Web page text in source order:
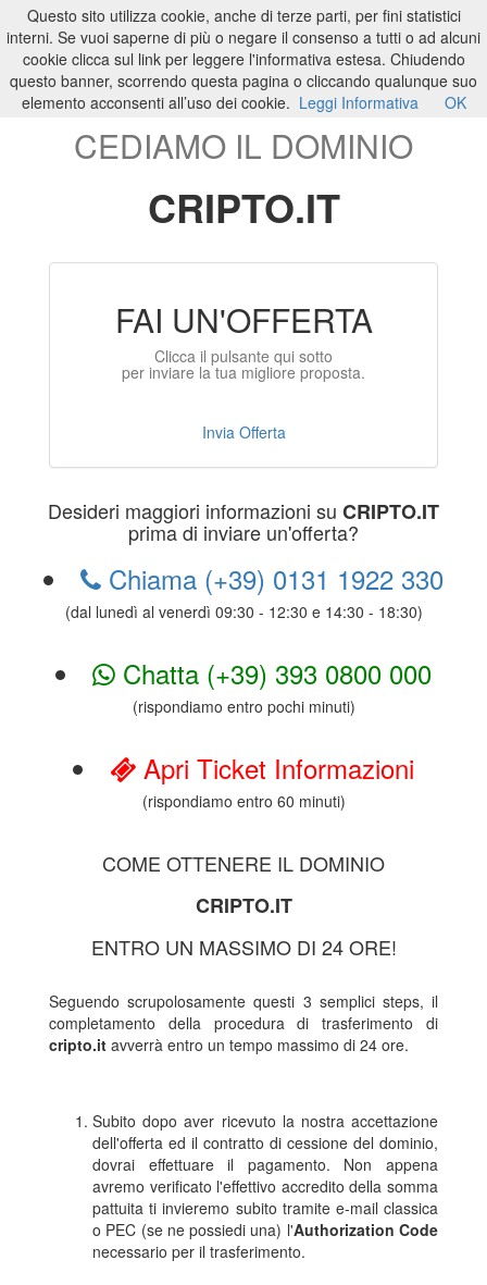
Toggle
ILTUO.IT
CEDIAMO IL DOMINIO
CRIPTO.IT
FAI UN'OFFERTA
Clicca il pulsante qui sotto
per inviare la tua migliore proposta.
Invia Offerta
Desideri maggiori informazioni su CRIPTO.IT
prima di inviare un'offerta?
Chiama (+39) 0131 1922 330
(dal lunedì al venerdì 09:30 - 12:30 e 14:30 - 18:30)
Chatta (+39) 393 0800 000
(rispondiamo entro pochi minuti)
Apri Ticket Informazioni
(rispondiamo entro 60 minuti)
COME OTTENERE IL DOMINIO
CRIPTO.IT
ENTRO UN MASSIMO DI 24 ORE!
Seguendo scrupolosamente questi 3 semplici steps, il
completamento della procedura di trasferimento di
cripto.it avverrà entro un tempo massimo di 24 ore.
Subito dopo aver ricevuto la nostra accettazione
dell'offerta ed il contratto di cessione del dominio,
dovrai effettuare il pagamento. Non appena
avremo verificato l'effettivo accredito della somma
pattuita ti invieremo subito tramite e-mail classica
o PEC (se ne possiedi una) l'Authorization Code
necessario per il trasferimento.
Questo sito utilizza cookie, anche di terze parti, per fini statistici
interni. Se vuoi saperne di più o negare il consenso a tutti o ad alcuni
cookie clicca sul link per leggere l'informativa estesa. Chiudendo
questo banner, scorrendo questa pagina o cliccando qualunque suo
elemento acconsenti all’uso dei cookie. Leggi Informativa OK